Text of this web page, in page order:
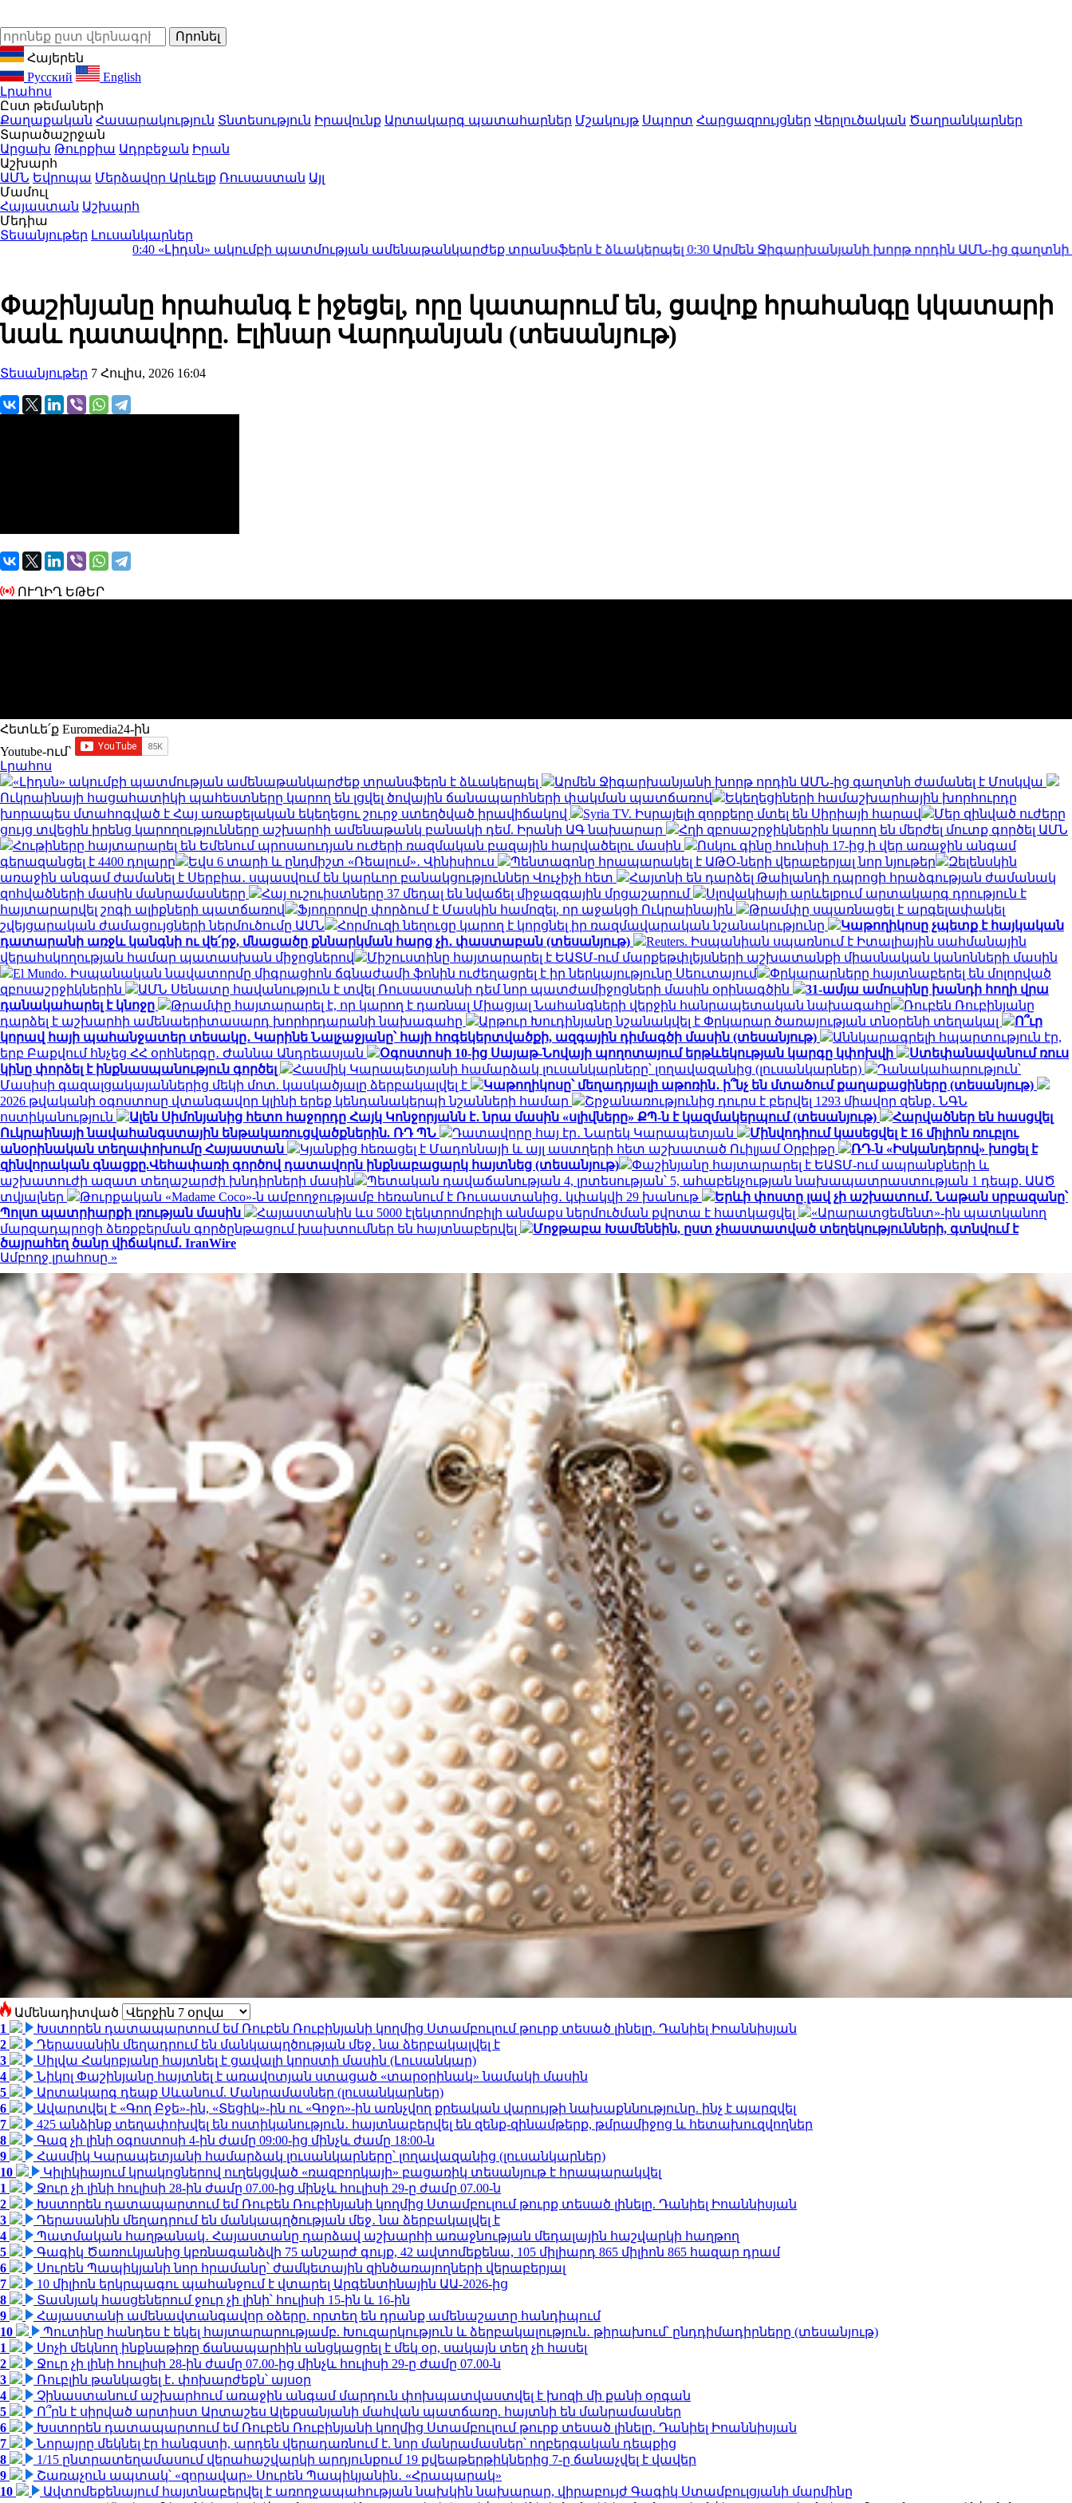
Հայերեն
Русский
English
Լրահոս
Ըստ թեմաների
Քաղաքական Հասարակություն Տնտեսություն Իրավունք Արտակարգ պատահարներ Մշակույթ Սպորտ Հարցազրույցներ Վերլուծական Ծաղրանկարներ
Տարածաշրջան
Արցախ Թուրքիա Ադրբեջան Իրան
Աշխարհ
ԱՄՆ Եվրոպա Մերձավոր Արևելք Ռուսաստան Այլ
Մամուլ
Հայաստան Աշխարհ
Մեդիա
Տեսանյութեր Լուսանկարներ
«Լիդսն» ակումբի պատմության ամենաթանկարժեք տրանսֆերն է ձևակերպել0:30Արմեն Ջիգարխանյանի խորթ որդին ԱՄՆ-ից գաղտնի
Փաշինյանը հրահանգ է իջեցել, որը կատարում են, ցավոք հրահանգը կկատարի
նաև դատավորը. Էլինար Վարդանյան (տեսանյութ)
Տեսանյութեր 7 Հուլիս, 2026 16:04
ՈՒՂԻՂ ԵԹԵՐ
Հետևե՛ք Euromedia24-ին
Youtube-ում`
Լրահոս
«Լիդսն» ակումբի պատմության ամենաթանկարժեք տրանսֆերն է ձևակերպել
Արմեն Ջիգարխանյանի խորթ որդին ԱՄՆ-ից գաղտնի ժամանել է Մոսկվա
Ուկրաինայի հացահատիկի պահեստները կարող են լցվել ծովային ճանապարհների փակման պատճառով
Եկեղեցիների համաշխարհային խորհուրդը
խորապես մտահոգված է Հայ առաքելական եկեղեցու շուրջ ստեղծված իրավիճակով
Syria TV. Իսրայելի զորքերը մտել են Սիրիայի հարավ
Մեր զինված ուժերը
ցույց տվեցին իրենց կարողությունները աշխարհի ամենաթանկ բանակի դեմ. Իրանի ԱԳ նախարար
Հղի զբոսաշրջիկներին կարող են մերժել մուտք գործել ԱՄՆ
Հութիները հայտարարել են Եմենում պրոսաուդյան ուժերի ռազմական բազային հարվածելու մասին
Ոսկու գինը հունիսի 17-ից ի վեր առաջին անգամ
գերազանցել է 4400 դոլարը
Եվս 6 տարի և ընդմիշտ «Ռեալում»․ Վինիսիուս Պենտագոնը հրապարակել է ԱԹՕ-ների վերաբերյալ նոր նյութեր
Զելենսկին
առաջին անգամ ժամանել է Սերբիա․ սպասվում են կարևոր բանակցություններ Վուչիչի հետ
Հայտնի են դարձել Թաիլանդի դպրոցի հրաձգության ժամանակ
զոհվածների մասին մանրամասները
Հայ ուշուիստները 37 մեդալ են նվաճել միջազգային մրցաշարում
Սլովակիայի արևելքում արտակարգ դրություն է
հայտարարվել շոգի ալիքների պատճառով
Ֆյոդորովը փորձում է Մասկին համոզել, որ աջակցի Ուկրաինային
Թրամփը սպառնացել է արգելափակել
շվեյցարական ժամացույցների ներմուծումը ԱՄՆ
Հորմուզի նեղուցը կարող է կորցնել իր ռազմավարական նշանակությունը
Կաթողիկոսը չպետք է հայկական
դատարանի առջև կանգնի ու վե՛րջ, մնացածը քննարկման հարց չի․ փաստաբան (տեսանյութ)
Reuters. Իսպանիան սպառնում է Իտալիային սահմանային
վերահսկողության համար պատասխան միջոցներով
Միշուստինը հայտարարել է ԵԱՏՄ-ում մարքեթփլեյսների աշխատանքի միասնական կանոնների մասին
El Mundo. Իսպանական նավատորմը միգրացիոն ճգնաժամի ֆոնին ուժեղացրել է իր ներկայությունը Սեուտայում
Փրկարարները հայտնաբերել են մոլորված
զբոսաշրջիկներին
ԱՄՆ Սենատը հավանություն է տվել Ռուսաստանի դեմ նոր պատժամիջոցների մասին օրինագծին
31-ամյա ամուսինը խանդի հողի վրա
դանակահարել է կնոջը
Թրամփը հայտարարել է, որ կարող է դառնալ Միացյալ Նահանգների վերջին հանրապետական ​​նախագահը
Ռուբեն Ռուբինյանը
դարձել է աշխարհի ամենաերիտասարդ խորհրդարանի նախագահը
Արթուր Խուդինյանը նշանակվել է Փրկարար ծառայության տնօրենի տեղակալ
Ո՞ւր
կորավ հայի պահանջատեր տեսակը․ Կարինե Նալչաջյանը՝ հայի հոգեկերտվածքի, ազգային դիմագծի մասին (տեսանյութ)
Աննկարագրելի հպարտություն էր,
երբ Բաքվում հնչեց ՀՀ օրհներգը․ Ժաննա Անդրեասյան
Օգոստոսի 10-ից Սայաթ-Նովայի պողոտայում երթևեկության կարգը կփոխվի
Ստեփանավանում ռուս
կինը փորձել է ինքնասպանություն գործել
Հասմիկ Կարապետյանի համարձակ լուսանկարները՝ լողավազանից (լուսանկարներ)
Դանակահարություն՝
Մասիսի գազալցակայաններից մեկի մոտ. կասկածյալը ձերբակալվել է
Կաթողիկոսը՝ մեղադրյալի աթոռին․ ի՞նչ են մտածում քաղաքացիները (տեսանյութ)
2026 թվականի օգոստոսը վտանգավոր կլինի երեք կենդանակերպի նշանների համար
Շրջանառությունից դուրս է բերվել 1293 միավոր զենք․ ՆԳՆ
ոստիկանություն
Ալեն Սիմոնյանից հետո հաջորդը Հայկ Կոնջորյանն է․ նրա մասին «սլիվները» ՔՊ-ն է կազմակերպում (տեսանյութ)
Հարվածներ են հասցվել
Ուկրաինայի նավահանգստային ենթակառուցվածքներին. ՌԴ ՊՆ
Դատավորը հայ էր․ Նարեկ Կարապետյան
Մինվոդիում կասեցվել է 16 միլիոն ռուբլու
անօրինական տեղափոխումը Հայաստան
Կյանքից հեռացել է Մադոննայի և այլ աստղերի հետ աշխատած Ուիլյամ Օրբիթը
ՌԴ-ն «Իսկանդերով» խոցել է
զինվորական գնացքը.Վեհափառի գործով դատավորն ինքնաբացարկ հայտնեց (տեսանյութ)
Փաշինյանը հայտարարել է ԵԱՏՄ-ում ապրանքների և
աշխատուժի ազատ տեղաշարժի խնդիրների մասին
Պետական դավաճանության 4, լրտեսության՝ 5, ահաբեկչության նախապատրաստության 1 դեպք. ԱԱԾ
տվյալներ
Թուրքական «Madame Coco»-ն ամբողջությամբ հեռանում է Ռուսաստանից․ կփակվի 29 խանութ
Երևի փոստը լավ չի աշխատում․ Նաթան սրբազանը՝
Պոլսո պատրիարքի լռության մասին
Հայաստանին ևս 5000 էլեկտրոմոբիլի անմաքս ներմուծման քվոտա է հատկացվել
«Արարատցեմենտ»-ին պատկանող
մարզադպրոցի ձեռքբերման գործընթացում խախտումներ են հայտնաբերվել
Մոջթաբա Խամենեին, ըստ չհաստատված տեղեկությունների, գտնվում է
ծայրահեղ ծանր վիճակում․ IranWire
Ամբողջ լրահոսը »
Ամենադիտված
1
Խստորեն դատապարտում եմ Ռուբեն Ռուբինյանի կողմից Ստամբուլում թուրք տեսած լինելը. Դանիել Իոաննիսյան
2
Դերասանին մեղադրում են մանկապղծության մեջ․ նա ձերբակալվել է
3
Սիլվա Հակոբյանը հայտնել է ցավալի կորստի մասին (Լուսանկար)
4
Նիկոլ Փաշինյանը հայտնել է առավոտյան ստացած «տարօրինակ» նամակի մասին
5
Արտակարգ դեպք Սևանում. Մանրամասներ (լուսանկարներ)
6
Ավարտվել է «Գող Բջե»-ին, «Տեցիկ»-ին ու «Գոջո»-ին առնչվող քրեական վարույթի նախաքննությունը. ինչ է պարզվել
7
425 անձինք տեղափոխվել են ոստիկանություն․ հայտնաբերվել են զենք-զինամթերք, թմրամիջոց և հետախուզվողներ
8
Գազ չի լինի օգոստոսի 4-ին ժամը 09:00-ից մինչև ժամը 18:00-ն
9
Հասմիկ Կարապետյանի համարձակ լուսանկարները՝ լողավազանից (լուսանկարներ)
10
Կիլիկիայում կրակոցներով ուղեկցված «ռազբորկայի» բացառիկ տեսանյութ է հրապարակվել
1
Ջուր չի լինի հուլիսի 28-ին ժամը 07.00-ից մինչև հուլիսի 29-ը ժամը 07.00-ն
2
Խստորեն դատապարտում եմ Ռուբեն Ռուբինյանի կողմից Ստամբուլում թուրք տեսած լինելը. Դանիել Իոաննիսյան
3
Դերասանին մեղադրում են մանկապղծության մեջ․ նա ձերբակալվել է
4
Պատմական հաղթանակ․ Հայաստանը դարձավ աշխարհի առաջնության մեդալային հաշվարկի հաղթող
5
Գագիկ Ծառուկյանից կբռնագանձվի 75 անշարժ գույք, 42 ավտոմեքենա, 105 միլիարդ 865 միլիոն 865 հազար դրամ
6
Սուրեն Պապիկյանի նոր հրամանը՝ ժամկետային զինծառայողների վերաբերյալ
7
10 միլիոն երկրպագու պահանջում է վտարել Արգենտինային ԱԱ-2026-ից
8
Տասնյակ հասցեներում ջուր չի լինի՝ հուլիսի 15-ին և 16-ին
9
Հայաստանի ամենավտանգավոր օձերը. որտեղ են դրանք ամենաշատը հանդիպում
10
Պուտինը հանդես է եկել հայտարարությամբ. Խուզարկություն և ձերբակալություն․ թիրախում՝ ընդդիմադիրները (տեսանյութ)
1
Սոչի մեկնող ինքնաթիռը ճանապարհին անցկացրել է մեկ օր, սակայն տեղ չի հասել
2
Ջուր չի լինի հուլիսի 28-ին ժամը 07.00-ից մինչև հուլիսի 29-ը ժամը 07.00-ն
3
Ռուբլին թանկացել է․ փոխարժեքն՝ այսօր
4
Չինաստանում աշխարհում առաջին անգամ մարդուն փոխպատվաստվել է խոզի մի քանի օրգան
5
Ո՞րն է սիրված արտիստ Արտաշես Ալեքսանյանի մահվան պատճառը. հայտնի են մանրամասներ
6
Խստորեն դատապարտում եմ Ռուբեն Ռուբինյանի կողմից Ստամբուլում թուրք տեսած լինելը. Դանիել Իոաննիսյան
7
Նորայրը մեկնել էր հանգստի, արդեն վերադառնում է. նոր մանրամասներ՝ ողբերգական դեպքից
8
1/15 ընտրատեղամասում վերահաշվարկի արդյունքում 19 քվեաթերթիկներից 7-ը ճանաչվել է վավեր
9
Շառաչուն ապտակ՝ «զորավար» Սուրեն Պապիկյանին․ «Հրապարակ»
10
Ավտոմեքենայում հայտնաբերվել է առողջապահության նախկին նախարար, վիրաբույժ Գագիկ Ստամբուլցյանի մարմինը